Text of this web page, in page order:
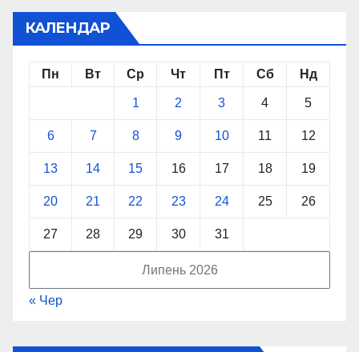
КАЛЕНДАР
Липень 2026
Пн Вт Ср Чт Пт Сб Нд
1 2 3 4 5
6 7 8 9 10 11 12
13 14 15 16 17 18 19
20 21 22 23 24 25 26
27 28 29 30 31
« Чер